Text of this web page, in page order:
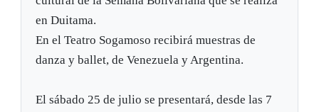
en Duitama.
En el Teatro Sogamoso recibirá muestras de
danza y ballet, de Venezuela y Argentina.
El sábado 25 de julio se presentará, desde las 7